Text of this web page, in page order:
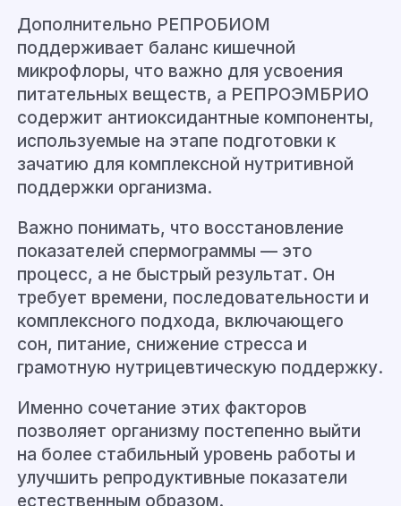
Дополнительно РЕПРОБИОМ
поддерживает баланс кишечной
микрофлоры, что важно для усвоения
питательных веществ, а РЕПРОЭМБРИО
содержит антиоксидантные компоненты,
используемые на этапе подготовки к
зачатию для комплексной нутритивной
поддержки организма.
Важно понимать, что восстановление
показателей спермограммы — это
процесс, а не быстрый результат. Он
требует времени, последовательности и
комплексного подхода, включающего
сон, питание, снижение стресса и
грамотную нутрицевтическую поддержку.
Именно сочетание этих факторов
позволяет организму постепенно выйти
на более стабильный уровень работы и
улучшить репродуктивные показатели
естественным образом.